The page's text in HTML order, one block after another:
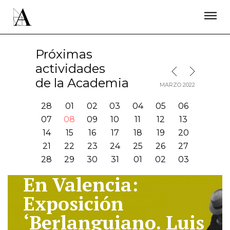
Próximas
actividades
de la Academia
MES ANTERIOR
MES SIGUIENTE
MARZO 2022
28 01 02 03 04 05
06
07
08 09 10 11 12
13
14
15 16 17 18 19
20
21
22 23 24 25 26
27
28
29 30 31 01 02 03
En Valencia:
Exposición
‘Berlanguiano. Luis
ÚNETE A LA ACADEMIA DE CINE
PRENSA
NEWSLETTER